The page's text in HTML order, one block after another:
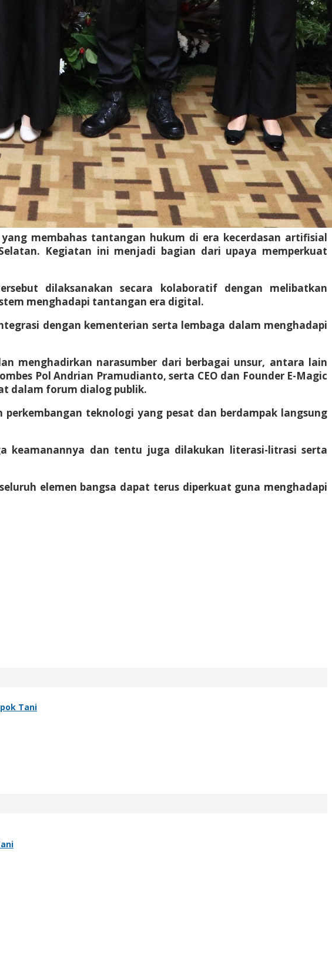
membahas tantangan hukum di era kecerdasan artifisial
Kegiatan ini menjadi bagian dari upaya memperkuat
dilaksanakan secara kolaboratif dengan melibatkan
menghadapi tantangan era digital.
dengan kementerian serta lembaga dalam menghadapi
menghadirkan narasumber dari berbagai unsur, antara lain
Pol Andrian Pramudianto, serta CEO dan Founder E-Magic
dalam forum dialog publik.
teknologi yang pesat dan berdampak langsung
keamanannya dan tentu juga dilakukan literasi-litrasi serta
elemen bangsa dapat terus diperkuat guna menghadapi
Tani